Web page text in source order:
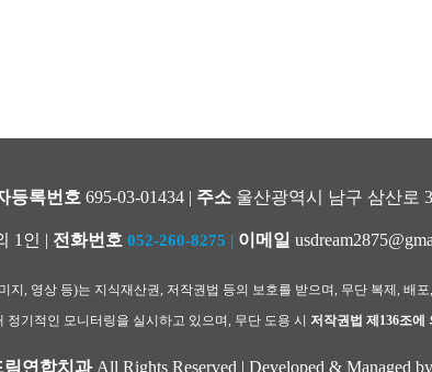
등록번호 695-03-01434 | 주소울산광역시 남구 삼산로
1인 | 전화번호 052-260-8275 | 이메일
지, 영상 등)는 지식재산권, 저작권법 등의 보호를 받으며, 무단 복제, 배
기적인 모니터링을 실시하고 있으며, 무단 도용 시
저작권법 제136조에
림연합치과All Rights Reserved | Developed & Managed by